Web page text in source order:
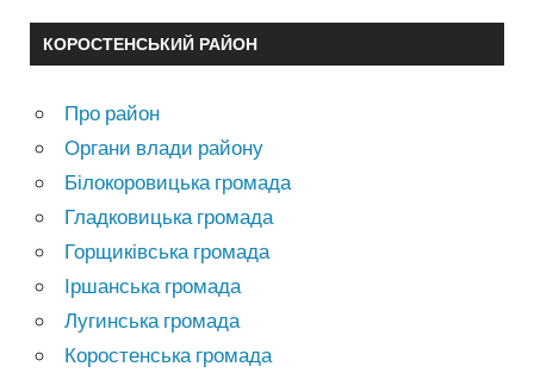
КОРОСТЕНСЬКИЙ РАЙОН
Про район
Органи влади району
Білокоровицька громада
Гладковицька громада
Горщиківська громада
Іршанська громада
Лугинська громада
Коростенська громада